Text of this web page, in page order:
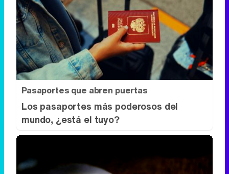
Pasaportes que abren puertas
Los pasaportes más poderosos del
mundo, ¿está el tuyo?